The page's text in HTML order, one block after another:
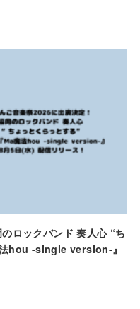
ロックバンド 奏人心 “ち
hou -single version-』